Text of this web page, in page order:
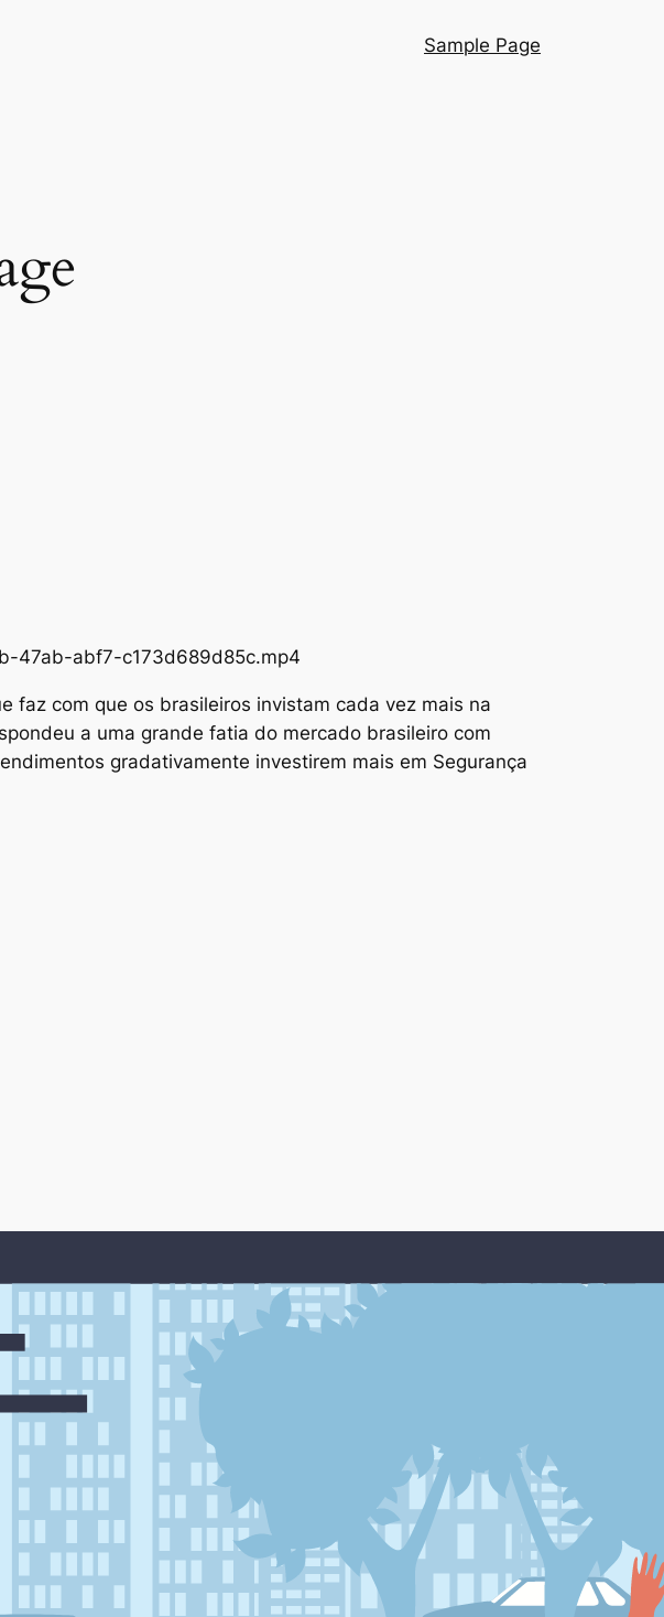
Sample Page
47ab-abf7-c173d689d85c.mp4
faz com que os brasileiros invistam cada vez mais na
a uma grande fatia do mercado brasileiro com
gradativamente investirem mais em Segurança